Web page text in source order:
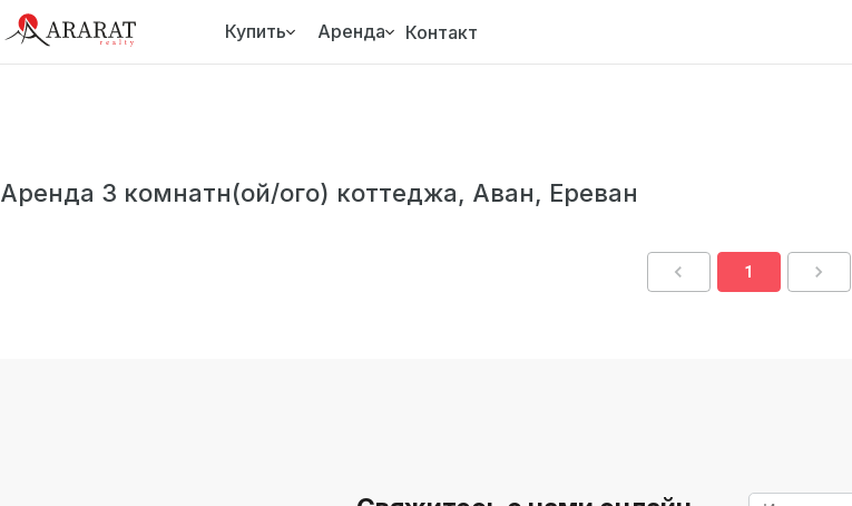
Купить Аренда Контакт
Аренда 3 комнатн(ой/ого) коттеджа, Аван, Ереван
1